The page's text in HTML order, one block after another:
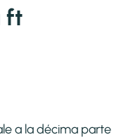
ft
a la décima parte